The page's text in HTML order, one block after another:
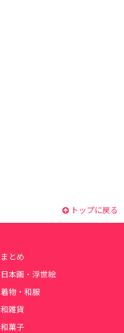
トップに戻る
まとめ
日本画・浮世絵
着物・和服
和雑貨
和菓子